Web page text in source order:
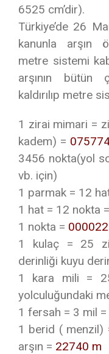
6525 cm’dir).
Türkiye’de 26
kanunla arşın
metre sistemi
arşının bütün
kaldırılıp metre
1 zirai mimari =
kadem) =
3456 nokta(yol
vb. için)
1 parmak = 12
1 hat = 12 nokta =
1 nokta =
1 kulaç = 25
derinliği kuyu
1 kara mili =
yolculuğundaki
1 fersah = 3 mil
1 berid ( menzil)
arşın = 22740 m